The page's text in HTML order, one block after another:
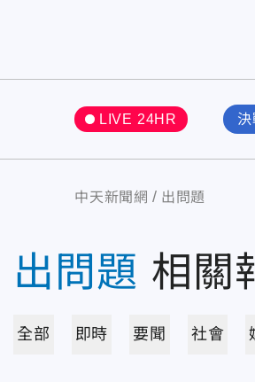
LIVE 24HR
中天新聞網 出問題
出問題 相關
全部 即時 要聞 社會